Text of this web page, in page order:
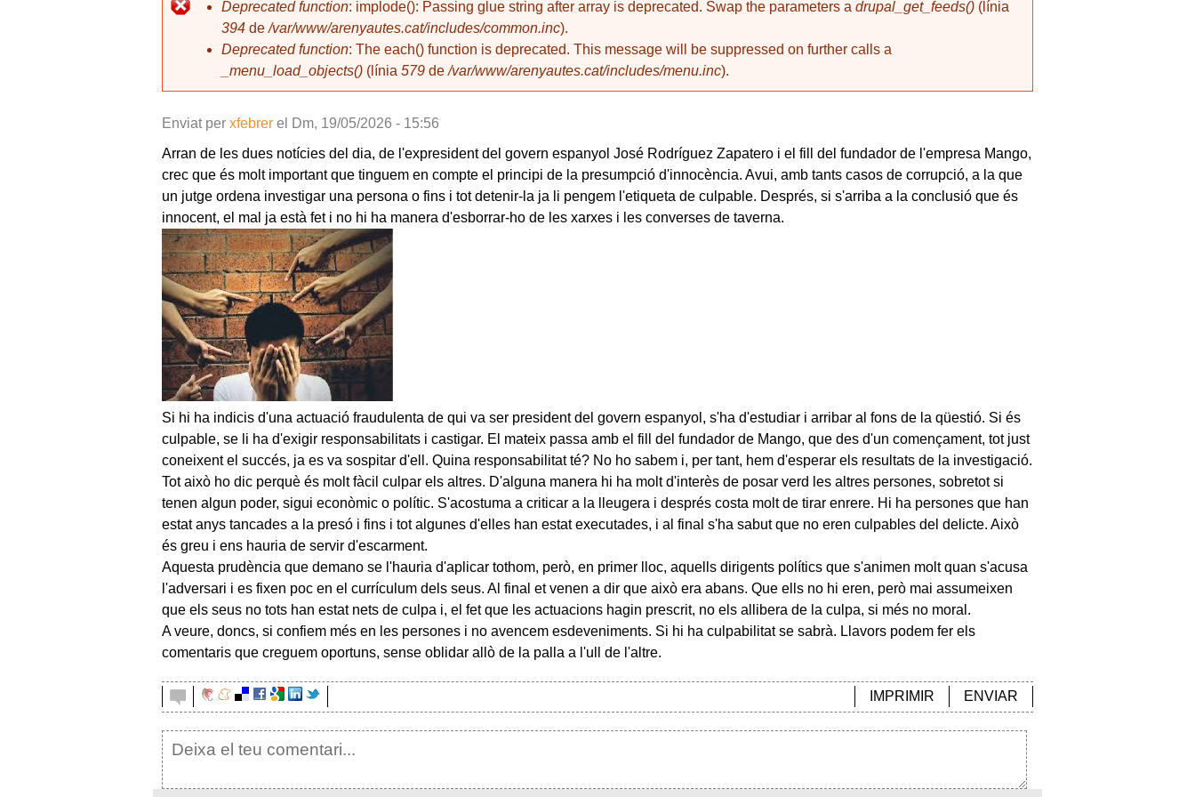
Missatge d'error
Deprecated function: implode(): Passing glue string after array is deprecated. Swap the parameters a drupal_get_feeds() (línia
394 de/var/www/arenyautes.cat/includes/common.inc).
Deprecated function: The each() function is deprecated. This message will be suppressed on further calls a
_menu_load_objects() (línia 579 de/var/www/arenyautes.cat/includes/menu.inc).
Enviat per xfebrer el
Dm, 19/05/2026 - 15:56
Arran de les dues notícies del dia, de l'expresident del govern espanyol José Rodríguez Zapatero i el fill del fundador de l'empresa Mango,
crec que és molt important que tinguem en compte el principi de la presumpció d'innocència. Avui, amb tants casos de corrupció, a la que
un jutge ordena investigar una persona o fins i tot detenir-la ja li pengem l'etiqueta de culpable. Després, si s'arriba a la conclusió que és
innocent, el mal ja està fet i no hi ha manera d'esborrar-ho de les xarxes i les converses de taverna.
Si hi ha indicis d'una actuació fraudulenta de qui va ser president del govern espanyol, s'ha d'estudiar i arribar al fons de la qüestió. Si és
culpable, se li ha d'exigir responsabilitats i castigar. El mateix passa amb el fill del fundador de Mango, que des d'un començament, tot just
coneixent el succés, ja es va sospitar d'ell. Quina responsabilitat té? No ho sabem i, per tant, hem d'esperar els resultats de la investigació.
Tot això ho dic perquè és molt fàcil culpar els altres. D'alguna manera hi ha molt d'interès de posar verd les altres persones, sobretot si
tenen algun poder, sigui econòmic o polític. S'acostuma a criticar a la lleugera i després costa molt de tirar enrere. Hi ha persones que han
estat anys tancades a la presó i fins i tot algunes d'elles han estat executades, i al final s'ha sabut que no eren culpables del delicte. Això
és greu i ens hauria de servir d'escarment.
Aquesta prudència que demano se l'hauria d'aplicar tothom, però, en primer lloc, aquells dirigents polítics que s'animen molt quan s'acusa
l'adversari i es fixen poc en el currículum dels seus. Al final et venen a dir que això era abans. Que ells no hi eren, però mai assumeixen
que els seus no tots han estat nets de culpa i, el fet que les actuacions hagin prescrit, no els allibera de la culpa, si més no moral.
A veure, doncs, si confiem més en les persones i no avencem esdeveniments. Si hi ha culpabilitat se sabrà. Llavors podem fer els
comentaris que creguem oportuns, sense oblidar allò de la palla a l'ull de l'altre.
ENVIAR
IMPRIMIR